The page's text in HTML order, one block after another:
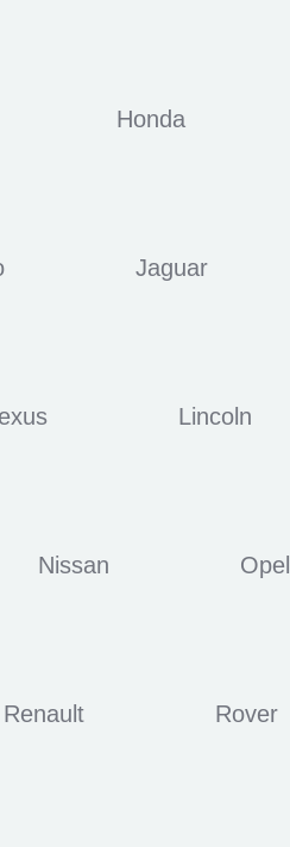
Honda
Jaguar
Lincoln
Nissan Opel
Renault Rover